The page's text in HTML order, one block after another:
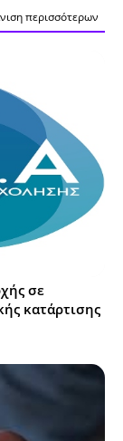
περισσότερων
σε
κατάρτισης